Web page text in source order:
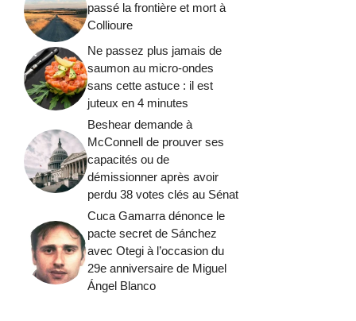
passé la frontière et mort à
Collioure
Ne passez plus jamais de
saumon au micro-ondes
sans cette astuce : il est
juteux en 4 minutes
Beshear demande à
McConnell de prouver ses
capacités ou de
démissionner après avoir
perdu 38 votes clés au Sénat
Cuca Gamarra dénonce le
pacte secret de Sánchez
avec Otegi à l’occasion du
29e anniversaire de Miguel
Ángel Blanco